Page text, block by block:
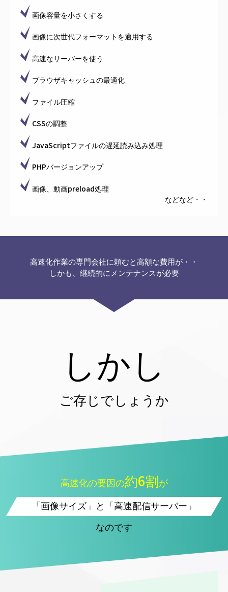
画像容量を小さくする
画像に次世代フォーマットを適用する
高速なサーバーを使う
ブラウザキャッシュの最適化
ファイル圧縮
CSSの調整
JavaScriptファイルの遅延読み込み処理
PHPバージョンアップ
画像、動画preload処理
などなど・・
高速化作業の専門会社に頼むと高額な費用が・・
しかも、継続的にメンテナンスが必要
しかし
ご存じでしょうか
高速化の要因の約6割 が
「画像サイズ」と「高速配信サーバー」
なのです